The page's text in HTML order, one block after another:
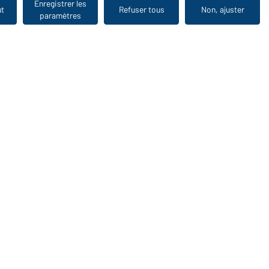
Vu en dernier
Enregistrer les
paramètres
Refuser tous Non, ajuster